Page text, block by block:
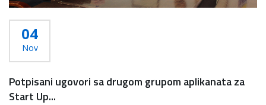
04
Nov
Potpisani ugovori sa drugom grupom aplikanata za
Start Up...